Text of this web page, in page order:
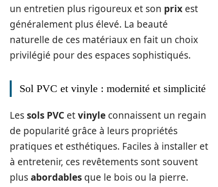
un entretien plus rigoureux et son prix est
généralement plus élevé. La beauté
naturelle de ces matériaux en fait un choix
privilégié pour des espaces sophistiqués.
Sol PVC et vinyle : modernité et simplicité
Lessols PVC etvinyle connaissent un regain
de popularité grâce à leurs propriétés
pratiques et esthétiques. Faciles à installer et
à entretenir, ces revêtements sont souvent
plusabordables que le bois ou la pierre.